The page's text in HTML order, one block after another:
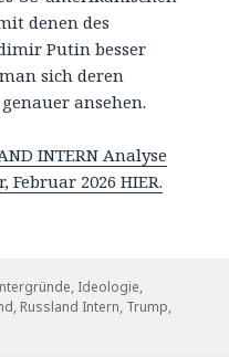
denen des
Putin besser
sich deren
ansehen.
INTERN Analyse
Februar 2026 HIER.
, Ideologie,
, Russland Intern, Trump,